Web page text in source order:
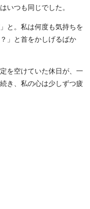
いつも同じでした。
と。私は何度も気持ちを
」と首をかしげるばか
を空けていた休日が、一
き、私の心は少しずつ疲